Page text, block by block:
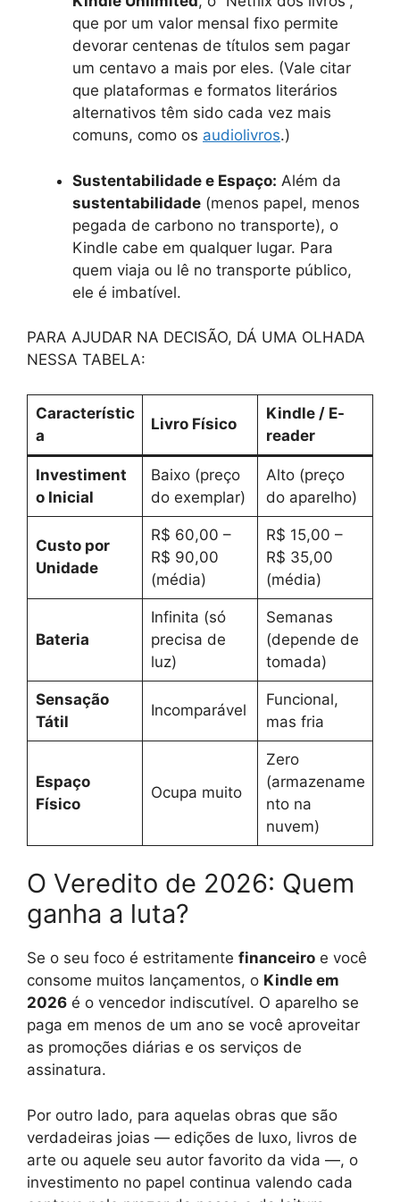
que por um valor mensal fixo permite
devorar centenas de títulos sem pagar
um centavo a mais por eles. (Vale citar
que plataformas e formatos literários
alternativos têm sido cada vez mais
comuns, como os audiolivros.)
Sustentabilidade e Espaço: Além da
sustentabilidade (menos papel, menos
pegada de carbono no transporte), o
Kindle cabe em qualquer lugar. Para
quem viaja ou lê no transporte público,
ele é imbatível.
PARA AJUDAR NA DECISÃO, DÁ UMA OLHADA
NESSA TABELA:
Característic
a
Livro Físico
Kindle / E-
reader
Investiment
o Inicial
Baixo (preço
do exemplar)
Alto (preço
do aparelho)
Custo por
Unidade
R$ 60,00 –
R$ 90,00
(média)
R$ 15,00 –
R$ 35,00
(média)
Bateria
Infinita (só
precisa de
luz)
Semanas
(depende de
tomada)
Sensação
Tátil
Incomparável
Funcional,
mas fria
Espaço
Físico
Ocupa muito
Zero
(armazename
nto na
nuvem)
O Veredito de 2026: Quem
ganha a luta?
Se o seu foco é estritamente financeiro e você
consome muitos lançamentos, o Kindle em
2026 é o vencedor indiscutível. O aparelho se
paga em menos de um ano se você aproveitar
as promoções diárias e os serviços de
assinatura.
Por outro lado, para aquelas obras que são
verdadeiras joias — edições de luxo, livros de
arte ou aquele seu autor favorito da vida —, o
investimento no papel continua valendo cada